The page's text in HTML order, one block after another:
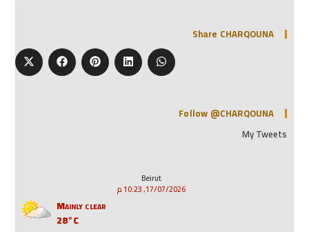
Share CHARQOUNA
Follow @CHARQOUNA
My Tweets
Beirut
17/07/2026, 10:23 م
Mainly clear
28°C